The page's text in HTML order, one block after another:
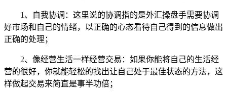
1、自我协调：这里说的协调指的是外汇操盘手需要协调
好市场和自己的情绪，以正确的心态看待自己得到的信息做出
正确的处理；
2、像经营生活一样经营交易：如果你能将自己的生活经
营的很好，你就能轻松的找出让自己处于最佳状态的方法，这
样做起交易来简直是事半功倍；